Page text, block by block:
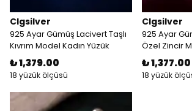
Clgsilver
925 Ayar Gümüş Lacivert Taşlı
Kıvrım Model Kadın Yüzük
₺ 1,379.00
18 yüzük ölçüsü
Clgsilver
925 Ayar
Özel Zincir
₺ 1,377.00
18 yüzük